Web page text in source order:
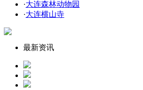
·大连森林动物园
·大连横山寺
最新资讯